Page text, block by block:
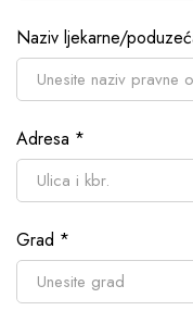
Naziv ljekarne/
Adresa *
Grad *